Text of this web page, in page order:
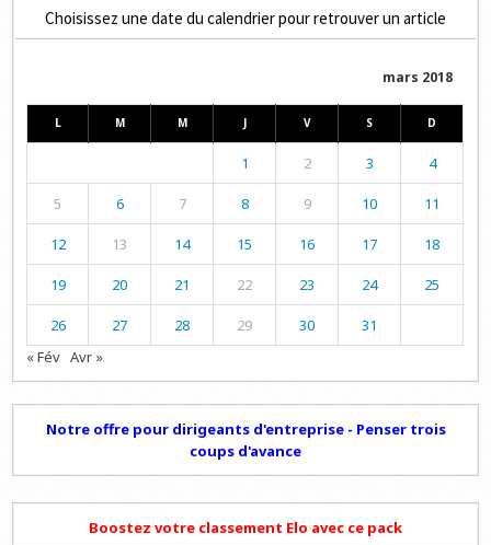
Choisissez une date du calendrier pour retrouver un article
mars 2018
L M M J V S D
1 2 3 4
5 6 7 8 9 10 11
12 13 14 15 16 17 18
19 20 21 22 23 24 25
26 27 28 29 30
31
« Fév Avr »
Notre offre pour dirigeants d'entreprise - Penser trois
coups d'avance
Boostez votre classement Elo avec ce pack